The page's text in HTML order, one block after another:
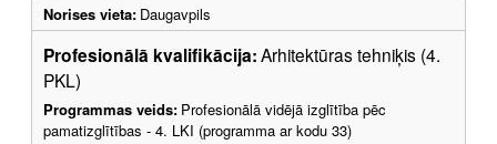
Norises vieta: Daugavpils
Profesionālā kvalifikācija:Arhitektūras tehniķis (4.
PKL)
Programmas veids: Profesionālā vidējā izglītība pēc
pamatizglītības - 4. LKI (programma ar kodu 33)